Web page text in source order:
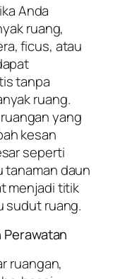
Anda
ruang,
ficus, atau
tanpa
ruang.
yang
kesan
seperti
tanaman daun
menjadi titik
sudut ruang.
ruangan,